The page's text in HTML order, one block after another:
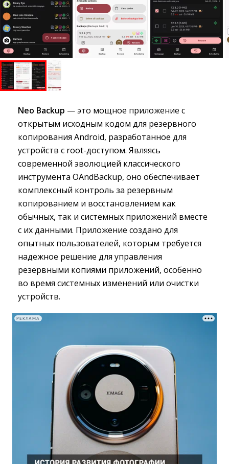
Neo Backup — это мощное приложение с
открытым исходным кодом для резервного
копирования Android, разработанное для
устройств с root-доступом. Являясь
современной эволюцией классического
инструмента OAndBackup, оно обеспечивает
комплексный контроль за резервным
копированием и восстановлением как
обычных, так и системных приложений вместе
с их данными. Приложение создано для
опытных пользователей, которым требуется
надежное решение для управления
резервными копиями приложений, особенно
во время системных изменений или очистки
устройств.
РЕКЛАМА